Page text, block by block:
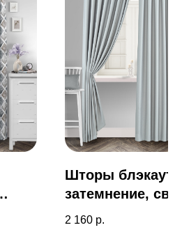
Шторы блэкаут
затемнение,
серый, art 003
2 160 р.